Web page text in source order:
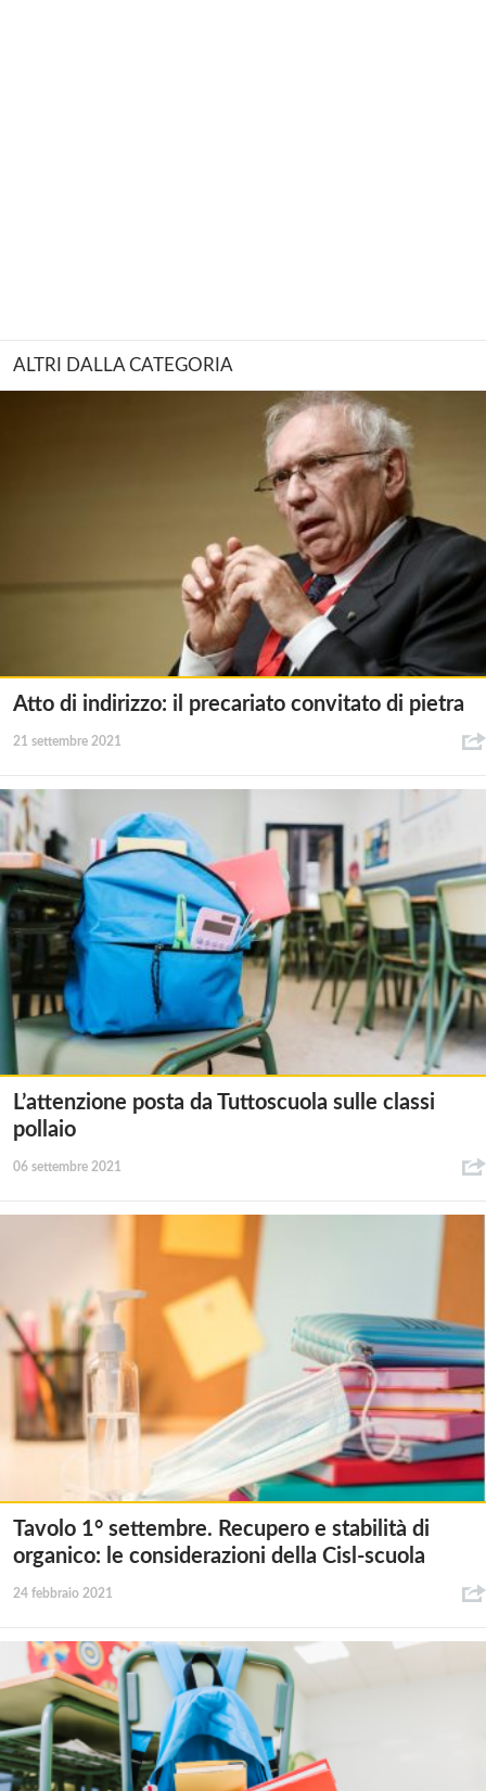
ALTRI DALLA CATEGORIA
Atto di indirizzo: il precariato convitato di pietra
21 settembre 2021
L’attenzione posta da Tuttoscuola sulle classi
pollaio
06 settembre 2021
Tavolo 1° settembre. Recupero e stabilità di
organico: le considerazioni della Cisl-scuola
24 febbraio 2021